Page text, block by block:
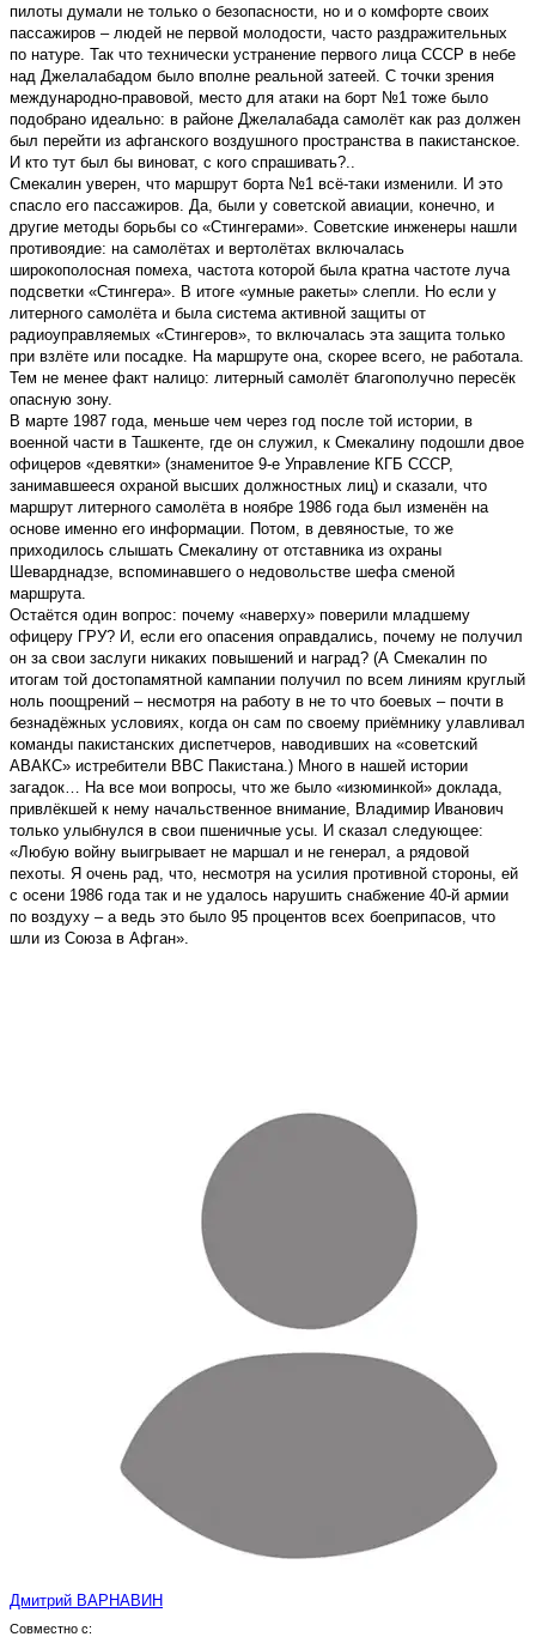
пилоты думали не только о безопасности, но и о комфорте своих
пассажиров – людей не первой молодости, часто раздражительных
по натуре. Так что технически устранение первого лица СССР в небе
над Джелалабадом было вполне реальной затеей. С точки зрения
международно-правовой, место для атаки на борт №1 тоже было
подобрано идеально: в районе Джелалабада самолёт как раз должен
был перейти из афганского воздушного пространства в пакистанское.
И кто тут был бы виноват, с кого спрашивать?..
Смекалин уверен, что маршрут борта №1 всё-таки изменили. И это
спасло его пассажиров. Да, были у советской авиации, конечно, и
другие методы борьбы со «Стингерами». Советские инженеры нашли
противоядие: на самолётах и вертолётах включалась
широкополосная помеха, частота которой была кратна частоте луча
подсветки «Стингера». В итоге «умные ракеты» слепли. Но если у
литерного самолёта и была система активной защиты от
радиоуправляемых «Стингеров», то включалась эта защита только
при взлёте или посадке. На маршруте она, скорее всего, не работала.
Тем не менее факт налицо: литерный самолёт благополучно пересёк
опасную зону.
В марте 1987 года, меньше чем через год после той истории, в
военной части в Ташкенте, где он служил, к Смекалину подошли двое
офицеров «девятки» (знаменитое 9-е Управление КГБ СССР,
занимавшееся охраной высших должностных лиц) и сказали, что
маршрут литерного самолёта в ноябре 1986 года был изменён на
основе именно его информации. Потом, в девяностые, то же
приходилось слышать Смекалину от отставника из охраны
Шеварднадзе, вспоминавшего о недовольстве шефа сменой
маршрута.
Остаётся один вопрос: почему «наверху» поверили младшему
офицеру ГРУ? И, если его опасения оправдались, почему не получил
он за свои заслуги никаких повышений и наград? (А Смекалин по
итогам той достопамятной кампании получил по всем линиям круглый
ноль поощрений – несмотря на работу в не то что боевых – почти в
безнадёжных условиях, когда он сам по своему приёмнику улавливал
команды пакистанских диспетчеров, наводивших на «советский
АВАКС» истребители ВВС Пакистана.) Много в нашей истории
загадок… На все мои вопросы, что же было «изюминкой» доклада,
привлёкшей к нему начальственное внимание, Владимир Иванович
только улыбнулся в свои пшеничные усы. И сказал следующее:
«Любую войну выигрывает не маршал и не генерал, а рядовой
пехоты. Я очень рад, что, несмотря на усилия противной стороны, ей
с осени 1986 года так и не удалось нарушить снабжение 40-й армии
по воздуху – а ведь это было 95 процентов всех боеприпасов, что
шли из Союза в Афган».
Дмитрий ВАРНАВИН
Совместно с: